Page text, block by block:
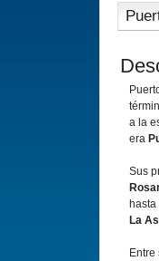
a la
era
Sus
La